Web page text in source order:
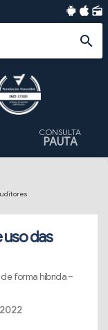
radio
search
CONSULTA
PAUTA
das
forma híbrida –